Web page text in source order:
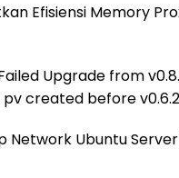
Efisiensi Memory
Upgrade from
created before v0.6.2
Network Ubuntu